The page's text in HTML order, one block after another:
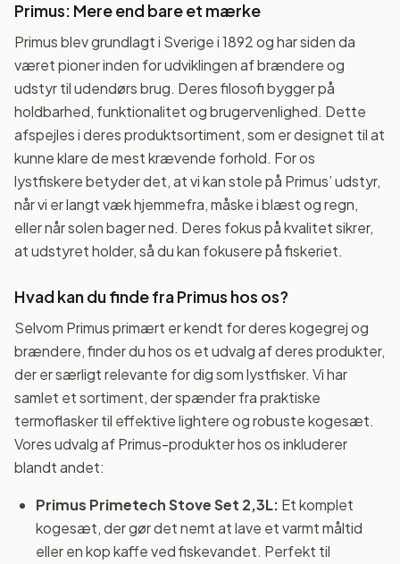
Primus: Mere end bare et mærke
Primus blev grundlagt i Sverige i 1892 og har siden da
været pioner inden for udviklingen af brændere og
udstyr til udendørs brug. Deres filosofi bygger på
holdbarhed, funktionalitet og brugervenlighed. Dette
afspejles i deres produktsortiment, som er designet til at
kunne klare de mest krævende forhold. For os
lystfiskere betyder det, at vi kan stole på Primus’ udstyr,
når vi er langt væk hjemmefra, måske i blæst og regn,
eller når solen bager ned. Deres fokus på kvalitet sikrer,
at udstyret holder, så du kan fokusere på fiskeriet.
Hvad kan du finde fra Primus hos os?
Selvom Primus primært er kendt for deres kogegrej og
brændere, finder du hos os et udvalg af deres produkter,
der er særligt relevante for dig som lystfisker. Vi har
samlet et sortiment, der spænder fra praktiske
termoflasker til effektive lightere og robuste kogesæt.
Vores udvalg af Primus-produkter hos os inkluderer
blandt andet:
Primus Primetech Stove Set 2,3L: Et komplet
kogesæt, der gør det nemt at lave et varmt måltid
eller en kop kaffe ved fiskevandet. Perfekt til